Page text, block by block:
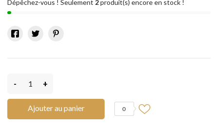
Dépêchez-vous ! Seulement 2produit(s) encore en stock !
- +
Ajouter au panier 0